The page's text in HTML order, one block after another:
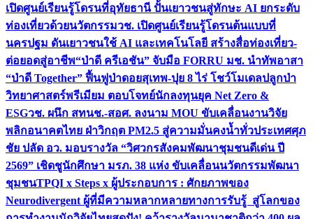
เปิดศูนย์เรียนรู้โดรนที่อุทัยธานี ปั้นเยาวชนสู่ทักษะ AI ยกระดับ
ท่องเที่ยวด้วยนวัตกรรมวช. เปิดศูนย์เรียนรู้โดรนต้นแบบที่
นครปฐม ดันเยาวชนใช้ AI และเทคโนโลยี สร้างสื่อท่องเที่ยว-
ต่อยอดสู่อาชีพ“ป่าดี ครีเอชัน” จับมือ FORRU มช. นำทัพอาสา
“ป่าดี Together” ฟื้นฟูป่าดอยสุเทพ-ปุย 8 ไร่ โชว์โมเดลปลูกป่า
วิทยาศาสตร์พรีเมียม ตอบโจทย์นักลงทุนยุค Net Zero &
ESGวช. ผนึก สทนช.-สอศ. ลงนาม MOU ขับเคลื่อนงานวิจัย
พลิกอนาคตไทย ฝ่าวิกฤต PM2.5 สู่ความมั่นคงน้ำทั่วประเทศศุภ
ชัย ปลัด อว. มอบรางวัล “วิศวกรสังคมพัฒนาชุมชนดีเด่น ปี
2569” เชิดชูนักศึกษา มรภ. 38 แห่ง ขับเคลื่อนนวัตกรรมพัฒนา
ชุมชนTPQI x Steps x ผู้ประกอบการ : ศักยภาพของ
Neurodivergent ผู้ที่มีความหลากหลายทางการรับรู้ สู่โลกของ